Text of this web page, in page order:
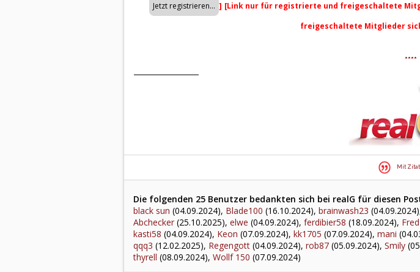
] [Link nur für registrierte und freigeschaltete
freigeschaltete Mitglieder
****
Mit
Die folgenden 25 Benutzer bedankten sich bei realG für diesen
black sun (04.09.2024), Blade100 (16.10.2024), brainwash23
Abchecker (25.10.2025), elwe (04.09.2024), ferdibier58 (18.09.2024),
kasti58 (04.09.2024), Keon (07.09.2024), kk1705 (07.09.2024), mani
qqq3 (12.02.2025), Regengott (04.09.2024), rob87 (05.09.2024), Smily
thyrell (08.09.2024), Wollf 150 (07.09.2024)